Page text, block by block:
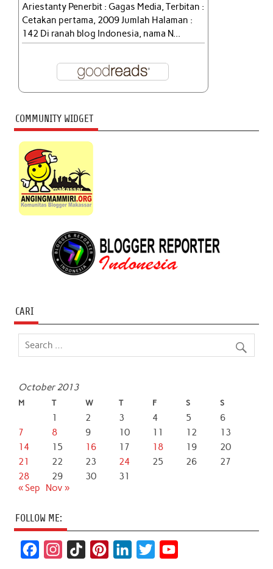
Ariestanty Penerbit : Gagas Media, Terbitan :
Cetakan pertama, 2009 Jumlah Halaman :
142 Di ranah blog Indonesia, nama N...
COMMUNITY WIDGET
CARI
October 2013
M T W T F S S
1 2 3 4 5
6
7
8 9 10 11 12
13
14
15 16 17 18 19
20
21
22 23 24 25 26
27
28
29 30
31
« Sep
Nov »
FOLLOW ME: